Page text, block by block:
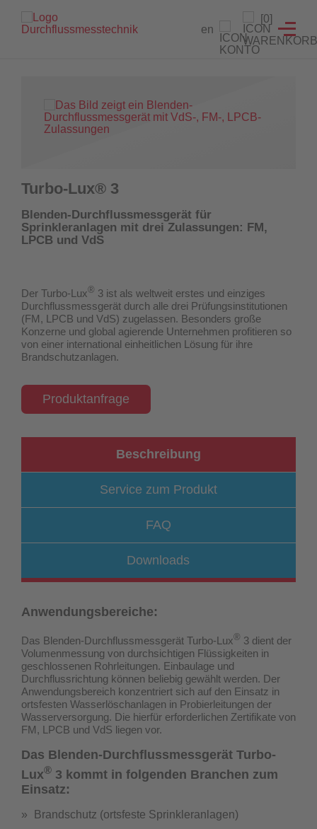
en
[0]
Turbo-Lux® 3
Blenden-Durchflussmessgerät für
Sprinkleranlagen mit drei Zulassungen: FM,
LPCB und VdS
Der Turbo-Lux® 3 ist als weltweit erstes und einziges
Durchflussmessgerät durch alle drei Prüfungsinstitutionen
(FM, LPCB und VdS) zugelassen. Besonders große
Konzerne und global agierende Unternehmen profitieren so
von einer international einheitlichen Lösung für ihre
Brandschutzanlagen.
Produktanfrage
Beschreibung
Service zum Produkt
FAQ
Downloads
Anwendungsbereiche:
Das Blenden-Durchflussmessgerät Turbo-Lux® 3 dient der
Volumenmessung von durchsichtigen Flüssigkeiten in
geschlossenen Rohrleitungen. Einbaulage und
Durchflussrichtung können beliebig gewählt werden. Der
Anwendungsbereich konzentriert sich auf den Einsatz in
ortsfesten Wasserlöschanlagen in Probierleitungen der
Wasserversorgung. Die hierfür erforderlichen Zertifikate von
FM, LPCB und VdS liegen vor.
Das Blenden-Durchflussmessgerät Turbo-
Lux®3 kommt in folgenden Branchen zum
Einsatz:
Brandschutz (ortsfeste Sprinkleranlagen)
Hydrantenprüfgerät Löschwasserversorgung
Wandhydrantenprüfgerät
Durchflussmessgeräte für Sprinkleranlagen
Hydrantenprüfgeräte für die Löschwasserversorgung
UW3 Serie Überwachungsschalter
Maschinistenausbildung
Wartung und Reparatur
Zertifikatsgenerator